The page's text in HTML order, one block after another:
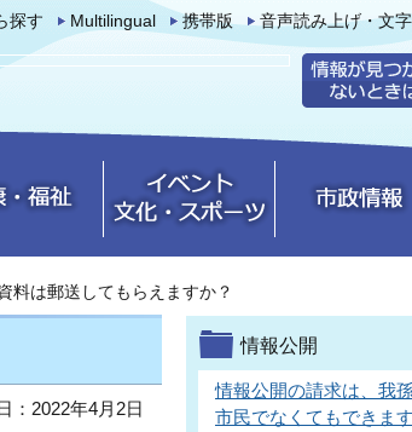
探す Multilingual 携帯版 音声読み上げ・文
料は郵送してもらえますか？
：2022年4月2日
情報公開
情報公開の請求は、我
市民でなくてもできます